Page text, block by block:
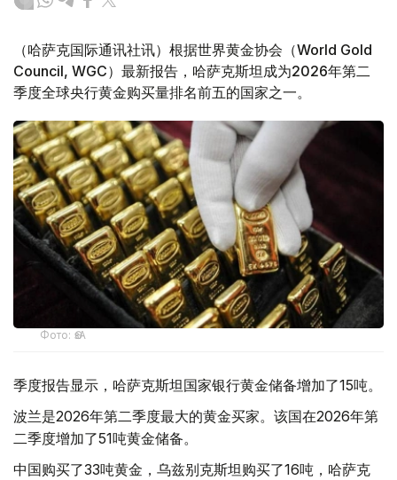
（哈萨克国际通讯社讯）根据世界黄金协会（World Gold
Council, WGC）最新报告，哈萨克斯坦成为2026年第二
季度全球央行黄金购买量排名前五的国家之一。
Фото: ӨзА
季度报告显示，哈萨克斯坦国家银行黄金储备增加了15吨。
波兰是2026年第二季度最大的黄金买家。该国在2026年第
二季度增加了51吨黄金储备。
中国购买了33吨黄金，乌兹别克斯坦购买了16吨，哈萨克